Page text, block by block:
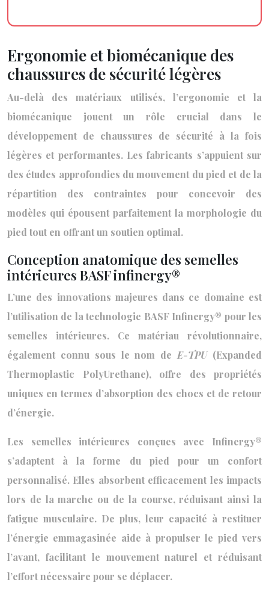
Ergonomie et biomécanique des
chaussures de sécurité légères
Au-delà des matériaux utilisés, l’ergonomie et la
biomécanique jouent un rôle crucial dans le
développement de chaussures de sécurité à la fois
légères et performantes. Les fabricants s’appuient sur
des études approfondies du mouvement du pied et de la
répartition des contraintes pour concevoir des
modèles qui épousent parfaitement la morphologie du
pied tout en offrant un soutien optimal.
Conception anatomique des semelles
intérieures BASF infinergy®
L’une des innovations majeures dans ce domaine est
l’utilisation de la technologie BASF Infinergy® pour les
semelles intérieures. Ce matériau révolutionnaire,
également connu sous le nom de E-TPU (Expanded
Thermoplastic PolyUrethane), offre des propriétés
uniques en termes d’absorption des chocs et de retour
d’énergie.
Les semelles intérieures conçues avec Infinergy®
s’adaptent à la forme du pied pour un confort
personnalisé. Elles absorbent efficacement les impacts
lors de la marche ou de la course, réduisant ainsi la
fatigue musculaire. De plus, leur capacité à restituer
l’énergie emmagasinée aide à propulser le pied vers
l’avant, facilitant le mouvement naturel et réduisant
l’effort nécessaire pour se déplacer.